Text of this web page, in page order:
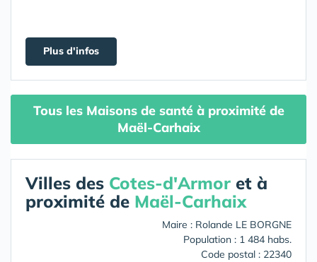
Plus d'infos
Tous les Maisons de santé à proximité de
Maël-Carhaix
Villes des Cotes-d'Armor et à
proximité de Maël-Carhaix
Maire : Rolande LE BORGNE
Population : 1 484 habs.
Code postal : 22340